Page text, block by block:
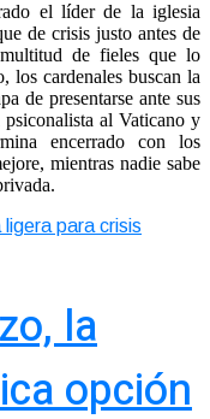
el líder de la iglesia
de crisis justo antes de
de fieles que lo
los cardenales buscan la
de presentarse ante sus
psiconalista al Vaticano y
encerrado con los
mientras nadie sabe
para crisis
la
opción